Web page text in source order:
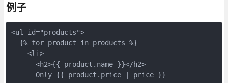
例子
<ul id="products">
  {% for product in products %}
    <li>
      <h2>{{ product.name }}</h2>
      Only {{ product.price | price }}